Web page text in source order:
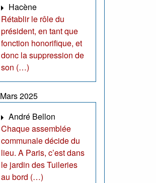
Hacène
Rétablir le rôle du
président, en tant que
fonction honorifique, et
donc la suppression de
son (…)
Mars 2025
André Bellon
Chaque assemblée
communale décide du
lieu. A Paris, c’est dans
le jardin des Tuileries
au bord (…)